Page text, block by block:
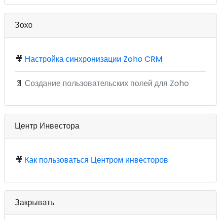
Зохо
🎥 Настройка синхронизации Zoho CRM
📄 Создание пользовательских полей для Zoho
Центр Инвестора
🎥 Как пользоваться Центром инвесторов
Закрывать